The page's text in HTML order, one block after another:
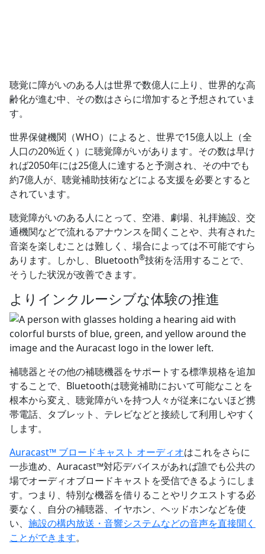
聴覚に障がいのある人は世界で数億人に上り、世界的な高
齢化が進む中、その数はさらに増加すると予想されていま
す。
世界保健機関（WHO）によると、世界で15億人以上（全
人口の20%近く）に聴覚障がいがあります。その数は早け
れば2050年には25億人に達すると予測され、その中でも
約7億人が、聴覚補助技術などによる支援を必要とすると
されています。
聴覚障がいのある人にとって、空港、劇場、礼拝施設、交
通機関などで流れるアナウンスを聞くことや、共有された
音楽を楽しむことは難しく、場合によっては不可能ですら
あります。しかし、Bluetooth®技術を活用することで、
そうした状況が改善できます。
よりインクルーシブな体験の推進
補聴器とその他の補聴機器をサポートする標準規格を追加
することで、Bluetoothは聴覚補助において可能なことを
根本から変え、聴覚障がいを持つ人々が従来にないほど携
帯電話、タブレット、テレビなどと接続して利用しやすく
します。
Auracast™ ブロードキャスト オーディオはこれをさらに
一歩進め、Auracast™対応デバイスがあれば誰でも公共の
場でオーディオブロードキャストを受信できるようにしま
す。つまり、特別な機器を借りることやリクエストする必
要なく、自分の補聴器、イヤホン、ヘッドホンなどを使
い、 施設の構内放送・音響システムなどの音声を直接聞く
ことができます。